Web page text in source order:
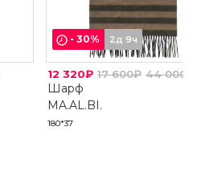
-30% 2д 9ч
12 320₽ 17 600₽ 44 000₽
Шарф
MA.AL.BI.
180*37